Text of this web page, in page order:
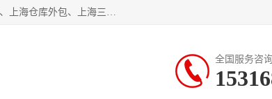
上海星力仓储服务有限公司从事：上海仓储服务、上海仓储库房、上海仓库代运营、上海仓库对外出租、上海仓库外包、上海三方仓储、上海电商仓储代发、上海电商代发货仓库、上海托管仓库、上海仓储配送。上海星力仓储服务有限公司现在拥有100个分仓、10万余平方的标准库房，精炼员工几百名，与几千家客户合作，公司已跻身上海仓储行业前列。欢迎来电咨询！
全国服务咨